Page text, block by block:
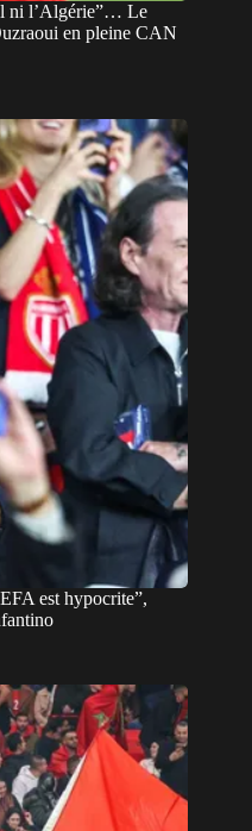
ni l’Algérie”… Le
en pleine CAN
est hypocrite”,